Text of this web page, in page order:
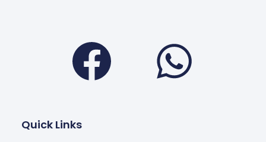
Facebook
Quick Links